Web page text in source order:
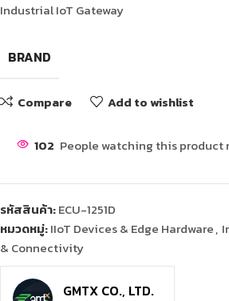
Industrial IoT Gateway
BRAND
Compare Add to wishlist
102 People watching this product
รหัสสินค้า:ECU-1251D
หมวดหมู่:IIoT Devices & Edge Hardware,
& Connectivity
GMTX CO., LTD.